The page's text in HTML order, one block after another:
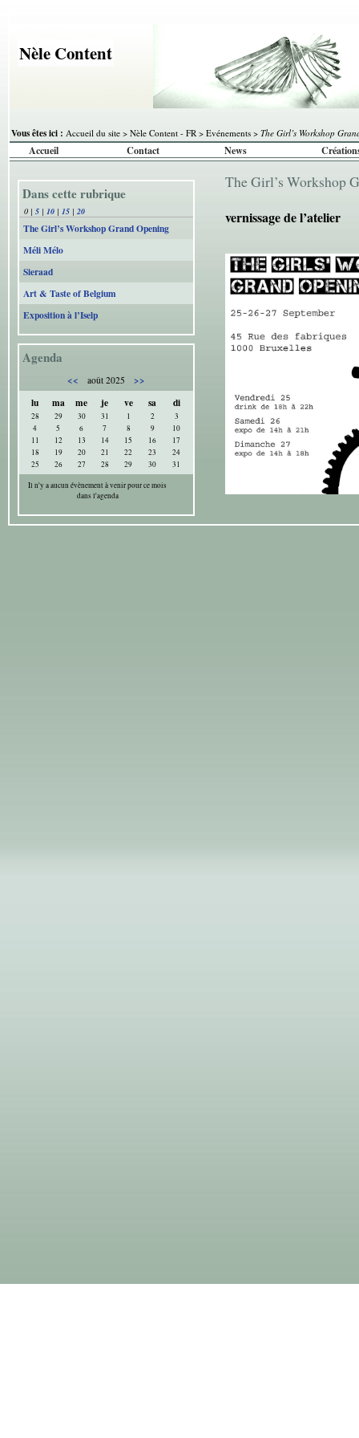
Nèle Content
Vous êtes ici : Accueil du site > Nèle Content - FR > Evénements > The Girl’s Workshop
Accueil Contact News
Dans cette rubrique
0 | 5 | 10 | 15 | 20
The Girl’s Workshop Grand Opening
Méli Mélo
Sieraad
Art & Taste of Belgium
Exposition à l’Iselp
Agenda
<< août 2025
>>
lu
ma me je ve sa di
28 29 30 31 1 2
3
4
5 6 7 8 9
10
11
12 13 14 15 16
17
18
19 20 21 22 23
24
25
26 27 28 29 30
31
Il n'y a aucun évènement à venir pour ce mois
dans l'agenda
The Girl’s Workshop
vernissage de l’atelier